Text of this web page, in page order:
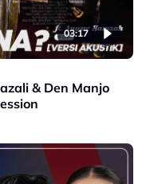
03:17
& Den Manjo